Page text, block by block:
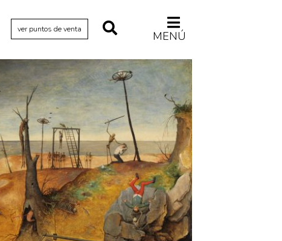
ver puntos de venta MENÚ
Relecturas
Sociedad
Turismo accidental